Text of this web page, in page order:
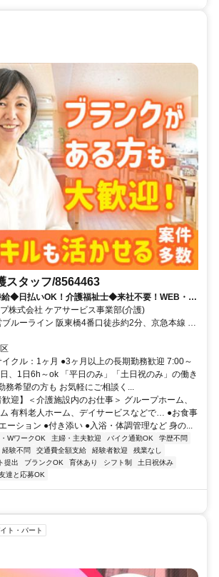
スタッフ/8564463
給◆日払いOK！介護福祉士◆来社不要！WEB・電
株式会社 ケアサービス事業部(介護)
ルーライン 阪東橋4番口徒歩約2分、京急本線 黄
浜市営ブルーライン 吉野町1番口徒歩約9分 車・
先による）
クル：1ヶ月 ●3ヶ月以上の長期勤務歓迎 7:00～
、1日6h～ok 「平日のみ」「土日祝のみ」の働き
務希望の方も お気軽にご相談く...
迎】＜介護施設内のお仕事＞ グループホーム、
有料老人ホーム、デイサービスなどで… ●お食事
ーション ●付き添い ●入浴・体調管理など 身の...
WワークOK 主婦・主夫歓迎 バイク通勤OK
学歴不問
経験不問 交通費全額支給 経験者歓迎
残業なし
提出 ブランクOK 育休あり シフト制
土日祝休み
達と応募OK
ト・パート